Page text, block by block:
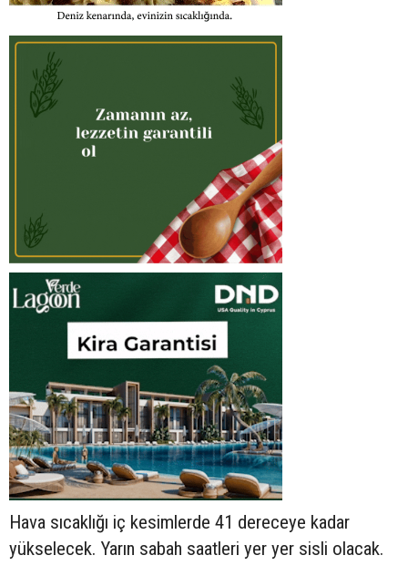
Hava sıcaklığı iç kesimlerde 41 dereceye kadar
yükselecek. Yarın sabah saatleri yer yer sisli olacak.